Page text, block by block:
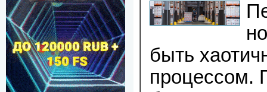
быть
процессом.